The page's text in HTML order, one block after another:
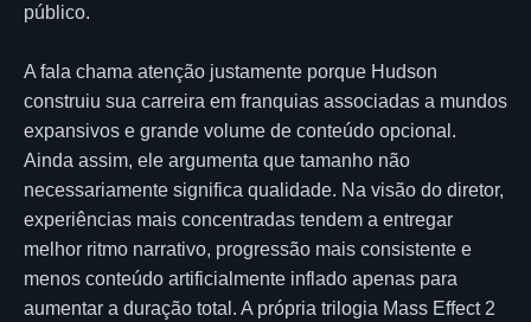
público.
A fala chama atenção justamente porque Hudson
construiu sua carreira em franquias associadas a mundos
expansivos e grande volume de conteúdo opcional.
Ainda assim, ele argumenta que tamanho não
necessariamente significa qualidade. Na visão do diretor,
experiências mais concentradas tendem a entregar
melhor ritmo narrativo, progressão mais consistente e
menos conteúdo artificialmente inflado apenas para
aumentar a duração total. A própria trilogia Mass Effect 2